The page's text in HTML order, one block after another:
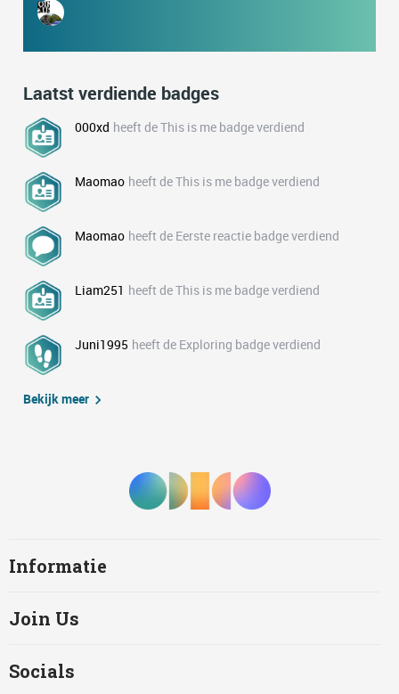
Laatst verdiende badges
000xd heeft de This is me badge verdiend
Maomao heeft de This is me badge verdiend
Maomao heeft de Eerste reactie badge verdiend
Liam251 heeft de This is me badge verdiend
Juni1995 heeft de Exploring badge verdiend
Bekijk meer
Informatie
Join Us
Socials